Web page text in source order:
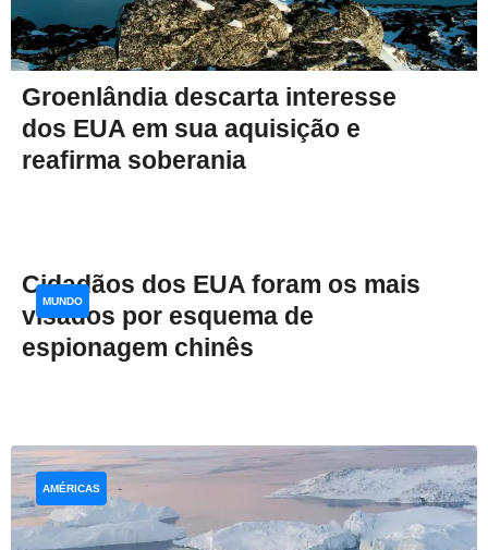
Groenlândia descarta interesse
dos EUA em sua aquisição e
reafirma soberania
Cidadãos dos EUA foram os mais
visados por esquema de
espionagem chinês
MUNDO
AMÉRICAS